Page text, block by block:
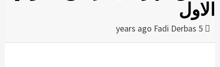
الاول
Fadi Derbas